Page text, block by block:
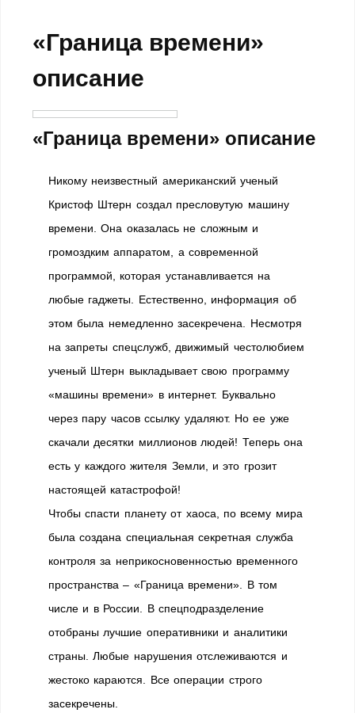
«Граница времени»
описание
«Граница времени» описание
Никому неизвестный американский ученый
Кристоф Штерн создал пресловутую машину
времени. Она оказалась не сложным и
громоздким аппаратом, а современной
программой, которая устанавливается на
любые гаджеты. Естественно, информация об
этом была немедленно засекречена. Несмотря
на запреты спецслужб, движимый честолюбием
ученый Штерн выкладывает свою программу
«машины времени» в интернет. Буквально
через пару часов ссылку удаляют. Но ее уже
скачали десятки миллионов людей! Теперь она
есть у каждого жителя Земли, и это грозит
настоящей катастрофой!
Чтобы спасти планету от хаоса, по всему мира
была создана специальная секретная служба
контроля за неприкосновенностью временного
пространства – «Граница времени». В том
числе и в России. В спецподразделение
отобраны лучшие оперативники и аналитики
страны. Любые нарушения отслеживаются и
жестоко караются. Все операции строго
засекречены.